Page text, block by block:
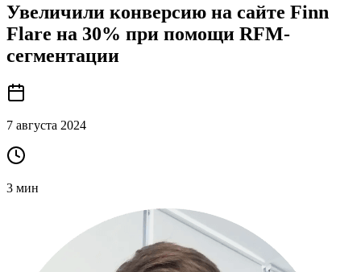
Увеличили конверсию на сайте Finn
Flare на 30% при помощи RFM-
сегментации
7 августа 2024
3 мин